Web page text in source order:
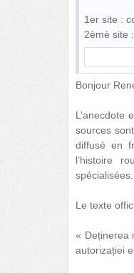
1er site :
2èmè site
Bonjour
L’anecdote
sources
diffusé en
l’histoire
spécialisées.
Le texte
« Deținerea
autorizației